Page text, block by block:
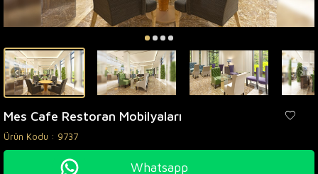
Mes Cafe Restoran Mobilyaları
Ürün Kodu : 9737
Whatsapp